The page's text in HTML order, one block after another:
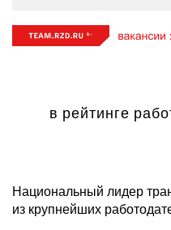
в рейтинге
Национальный лидер
из крупнейших